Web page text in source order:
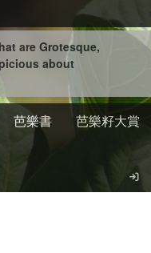
are Grotesque,
about
芭樂書
芭樂籽大賞